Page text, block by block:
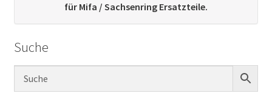
Kontakt
Sachs Ersatzteile
für Mifa / Sachsenring Ersatzteile.
Suche